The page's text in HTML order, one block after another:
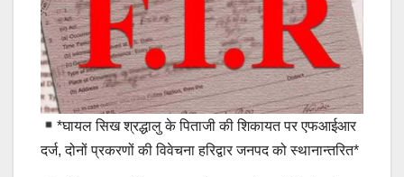
*घायल सिख श्रद्धालु के पिताजी की शिकायत पर एफआईआर
दर्ज, दोनों प्रकरणों की विवेचना हरिद्वार जनपद को स्थानान्तरित*